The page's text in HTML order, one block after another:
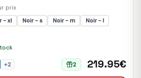
prix
- xl Noir - s Noir - m
Noir - l
+2 2 219.95€